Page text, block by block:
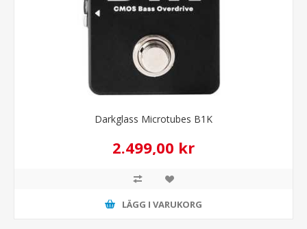
Darkglass Microtubes B1K
2.499,00 kr
LÄGG I VARUKORG